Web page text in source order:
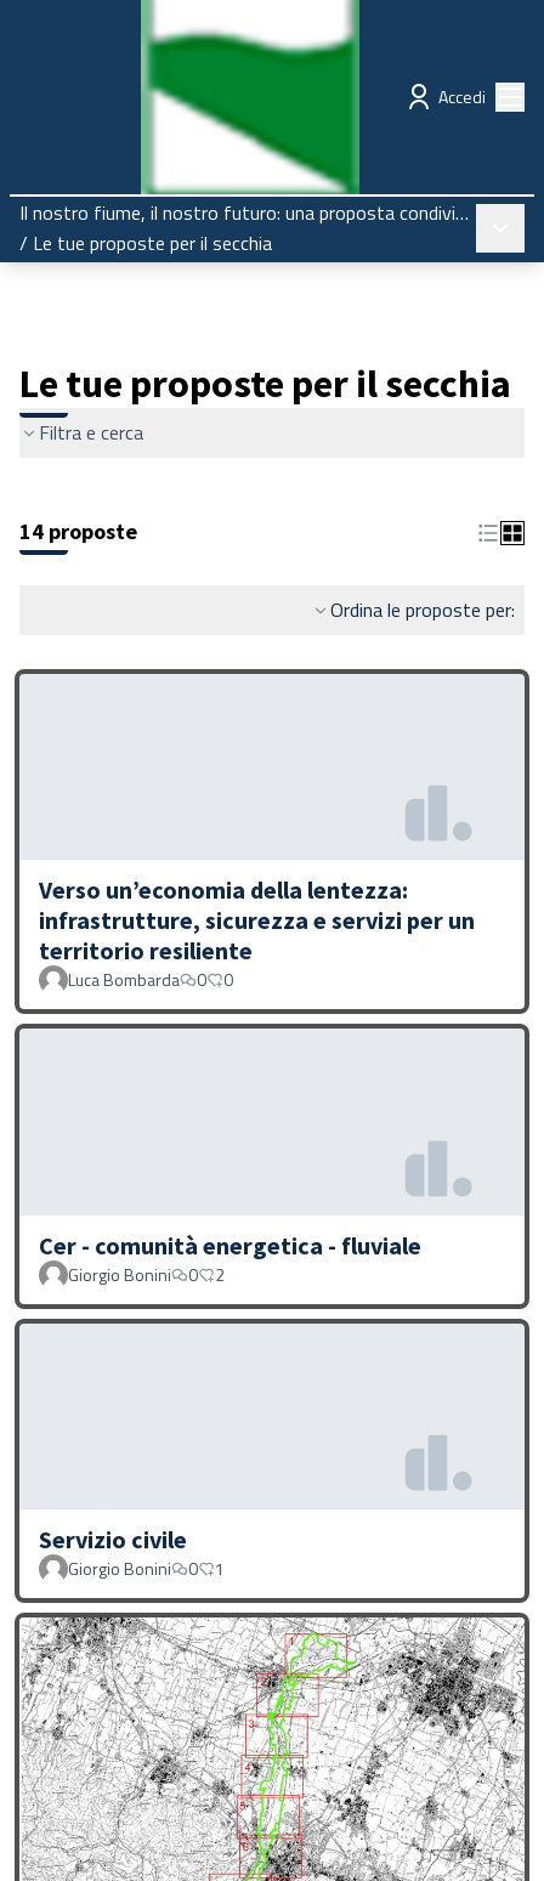
Regione Emilia-Romagna Partecipazione
Accedi
Il nostro fiume, il nostro futuro: una proposta condivisa per il Secchia
/ Le tue proposte per il secchia
Le tue proposte per il secchia
Filtra e cerca
14 proposte
Ordina le proposte per:
Verso un’economia della lentezza:
infrastrutture, sicurezza e servizi per un
territorio resiliente
Luca Bombarda 0 0
Cer - comunità energetica - fluviale
Giorgio Bonini 0 2
Servizio civile
Giorgio Bonini 0 1